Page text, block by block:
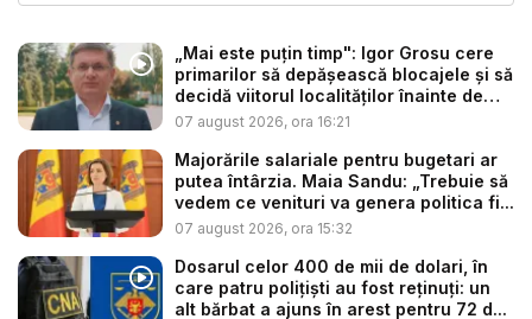
„Mai este puțin timp": Igor Grosu cere
primarilor să depășească blocajele și să
decidă viitorul localităților înainte de
ex...
07 august 2026, ora 16:21
Majorările salariale pentru bugetari ar
putea întârzia. Maia Sandu: „Trebuie să
vedem ce venituri va genera politica fi...
07 august 2026, ora 15:32
Dosarul celor 400 de mii de dolari, în
care patru polițiști au fost reținuți: un
alt bărbat a ajuns în arest pentru 72 d...